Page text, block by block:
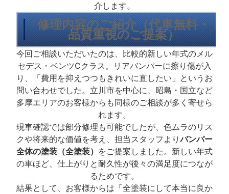
介します。
修理内容のご紹介（代車無料・
品質重視のご提案）
今回ご相談いただいたのは、比較的新しい年式のメル
セデス・ベンツCクラス。リアバンパーに擦り傷が入
り、「費用を抑えつつもきれいに直したい」というお
問い合わせでした。立川市を中心に、昭島・国立など
多摩エリアのお客様からも同様のご相談が多く寄せら
れます。
現車確認では部分修理も可能でしたが、色ムラのリス
クや将来的な価値を考え、担当スタッフよりバンパー
全体の塗装（全塗装） をご提案しました。新しい年式
の車ほど、仕上がりと耐久性が後々の満足度につなが
るためです。
結果として、お客様からは「全塗装にして本当に良か